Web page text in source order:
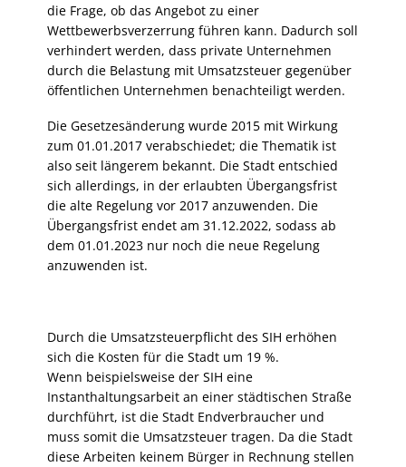
die Frage, ob das Angebot zu einer
Wettbewerbsverzerrung führen kann. Dadurch soll
verhindert werden, dass private Unternehmen
durch die Belastung mit Umsatzsteuer gegenüber
öffentlichen Unternehmen benachteiligt werden.
Die Gesetzesänderung wurde 2015 mit Wirkung
zum 01.01.2017 verabschiedet; die Thematik ist
also seit längerem bekannt. Die Stadt entschied
sich allerdings, in der erlaubten Übergangsfrist
die alte Regelung vor 2017 anzuwenden. Die
Übergangsfrist endet am 31.12.2022, sodass ab
dem 01.01.2023 nur noch die neue Regelung
anzuwenden ist.
Durch die Umsatzsteuerpflicht des SIH erhöhen
sich die Kosten für die Stadt um 19 %.
Wenn beispielsweise der SIH eine
Instanthaltungsarbeit an einer städtischen Straße
durchführt, ist die Stadt Endverbraucher und
muss somit die Umsatzsteuer tragen. Da die Stadt
diese Arbeiten keinem Bürger in Rechnung stellen